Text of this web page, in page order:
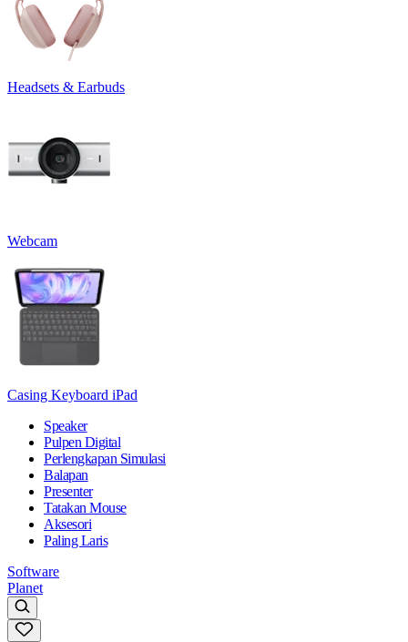
Headsets & Earbuds
Webcam
Casing Keyboard iPad
Speaker
Pulpen Digital
Perlengkapan Simulasi
Balapan
Presenter
Tatakan Mouse
Aksesori
Paling Laris
Software
Planet